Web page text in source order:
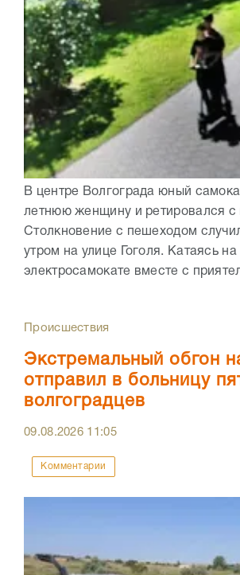
В центре Волгограда юный
летнюю женщину и ретировался с
Столкновение с пешеходом
утром на улице Гоголя. Катаясь на
электросамокате вместе с
Происшествия
Экстремальный обгон
отправил в больницу
волгоградцев
09.08.2026 11:05
Комментарии